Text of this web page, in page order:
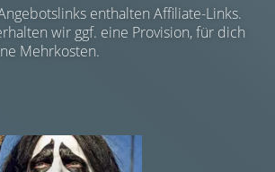
enthalten Affiliate-Links.
wir ggf. eine Provision, für dich
Mehrkosten.